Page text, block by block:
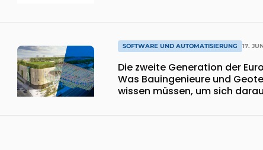
SOFTWARE UND AUTOMATISIERUNG 17.
Die zweite Generation der
Was Bauingenieure und
wissen müssen, um sich